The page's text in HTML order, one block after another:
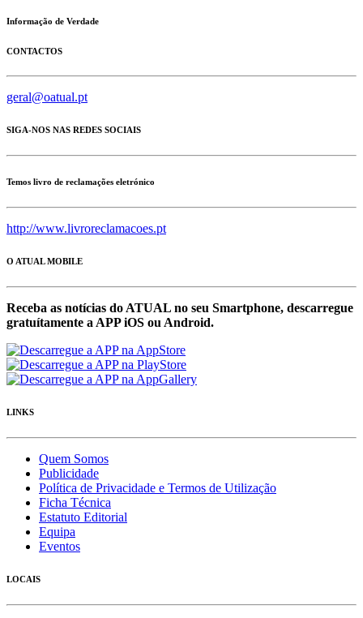
Informação de Verdade
CONTACTOS
geral@oatual.pt
SIGA-NOS NAS REDES SOCIAIS
Temos livro de reclamações eletrónico
http://www.livroreclamacoes.pt
O ATUAL MOBILE
Receba as notícias do ATUAL no seu Smartphone, descarregue
gratuítamente a APP iOS ou Android.
LINKS
Quem Somos
Publicidade
Política de Privacidade e Termos de Utilização
Ficha Técnica
Estatuto Editorial
Equipa
Eventos
LOCAIS